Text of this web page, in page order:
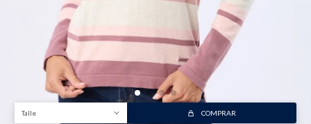
Talle COMPRAR